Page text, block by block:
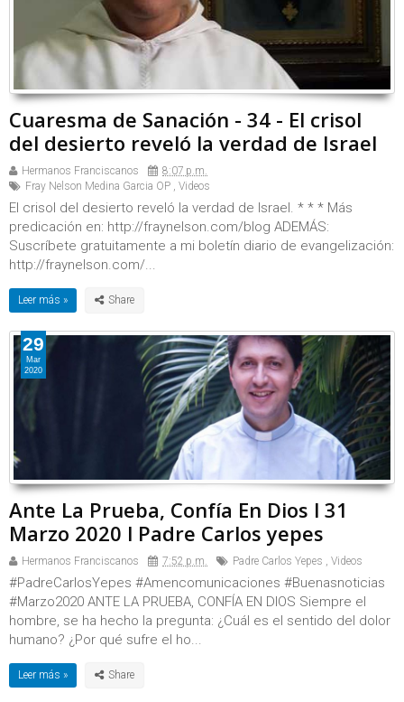
Cuaresma de Sanación - 34 - El crisol
del desierto reveló la verdad de Israel
Hermanos Franciscanos
8:07 p.m.
Fray Nelson Medina Garcia OP , Videos
El crisol del desierto reveló la verdad de Israel. * * * Más
predicación en: http://fraynelson.com/blog ADEMÁS:
Suscríbete gratuitamente a mi boletín diario de evangelización:
http://fraynelson.com/...
Leer más »
Ante La Prueba, Confía En Dios l 31
Marzo 2020 l Padre Carlos yepes
Hermanos Franciscanos 7:52 p.m. Padre Carlos Yepes , Videos
#PadreCarlosYepes #Amencomunicaciones #Buenasnoticias
#Marzo2020 ANTE LA PRUEBA, CONFÍA EN DIOS Siempre el
hombre, se ha hecho la pregunta: ¿Cuál es el sentido del dolor
humano? ¿Por qué sufre el ho...
Leer más »
29
Mar
2020